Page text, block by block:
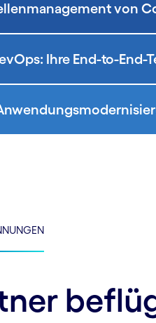
von
Ihre End-to-End-